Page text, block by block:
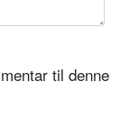
til denne